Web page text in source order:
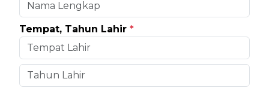
Tempat, Tahun Lahir *